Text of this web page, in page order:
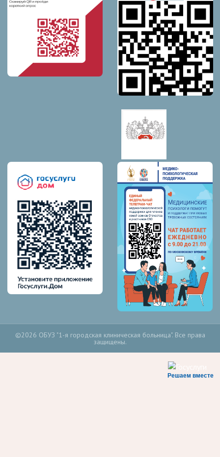
©2026 ОБУЗ "1-я городская клиническая больница". Все права
защищены.
Решаем вместе